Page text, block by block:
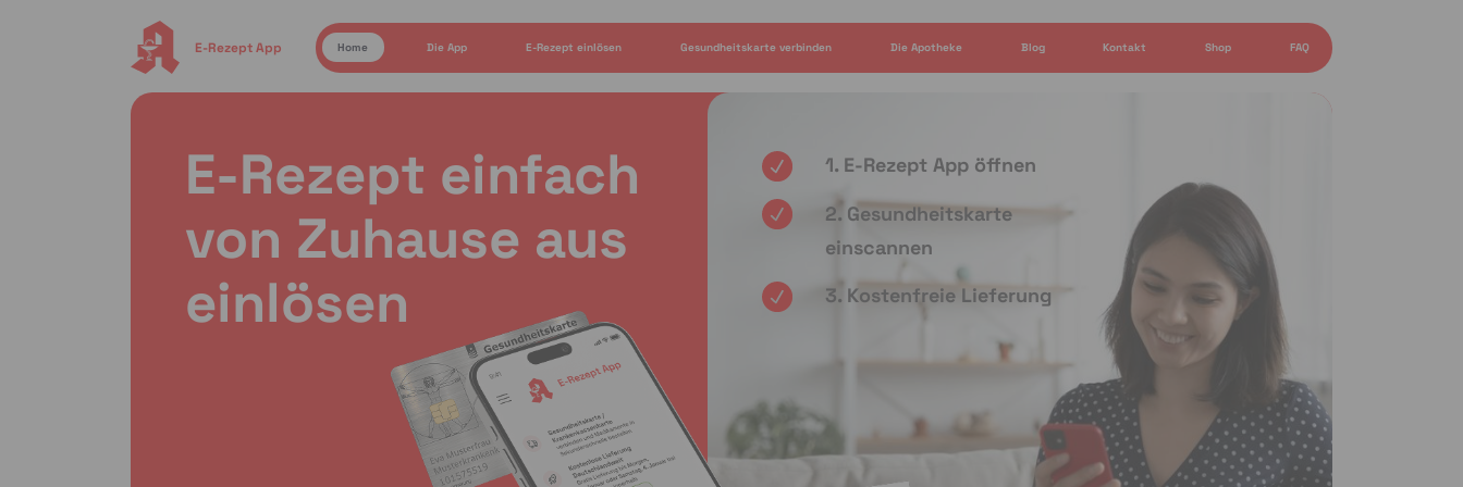
E-Rezept App Home Die App E-Rezept einlösen Gesundheitskarte verbinden Die Apotheke Blog Kontakt Shop FAQ
E-Rezept einfach
von Zuhause aus
einlösen
1. E-Rezept App öffnen
2. Gesundheitskarte
einscannen
3. Kostenfreie Lieferung